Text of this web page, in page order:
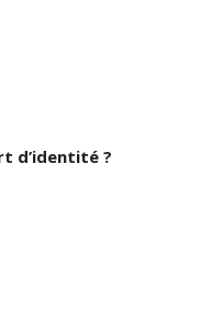
d’identité ?